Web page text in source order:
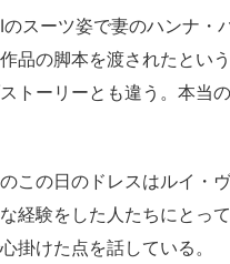
スーツ姿で妻のハンナ・
品の脚本を渡されたとい
トーリーとも違う。本当
この日のドレスはルイ・
経験をした人たちにとっ
掛けた点を話している。